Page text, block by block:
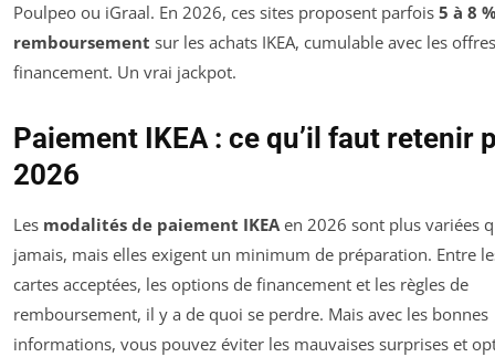
Poulpeo ou iGraal. En 2026, ces sites proposent parfois 5 à 8
remboursement sur les achats IKEA, cumulable avec les
financement. Un vrai jackpot.
Paiement IKEA : ce qu’il faut retenir
2026
Les modalités de paiement IKEAen 2026 sont plus variées
jamais, mais elles exigent un minimum de préparation. Entre
cartes acceptées, les options de financement et les règles de
remboursement, il y a de quoi se perdre. Mais avec les bonnes
informations, vous pouvez éviter les mauvaises surprises et